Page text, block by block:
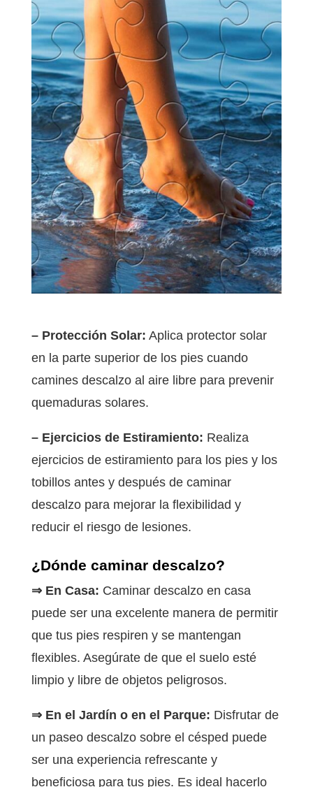
– Protección Solar: Aplica protector solar
en la parte superior de los pies cuando
camines descalzo al aire libre para prevenir
quemaduras solares.
– Ejercicios de Estiramiento: Realiza
ejercicios de estiramiento para los pies y los
tobillos antes y después de caminar
descalzo para mejorar la flexibilidad y
reducir el riesgo de lesiones.
¿Dónde caminar descalzo?
⇒ En Casa: Caminar descalzo en casa
puede ser una excelente manera de permitir
que tus pies respiren y se mantengan
flexibles. Asegúrate de que el suelo esté
limpio y libre de objetos peligrosos.
⇒ En el Jardín o en el Parque: Disfrutar de
un paseo descalzo sobre el césped puede
ser una experiencia refrescante y
beneficiosa para tus pies. Es ideal hacerlo